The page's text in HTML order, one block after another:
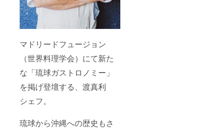
マドリードフュージョン
（世界料理学会）にて新た
な「琉球ガストロノミー」
を掲げ登壇する、渡真利
シェフ。
琉球から沖縄への歴史もさ